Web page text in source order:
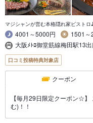
マジシャンが営む本格隠れ家ビストロ
4001～5000円
1501～
大阪ﾒﾄﾛ御堂筋線梅田駅13
口コミ投稿特典対象店
クーポン
【毎月29日限定クーポン☆
む)！！